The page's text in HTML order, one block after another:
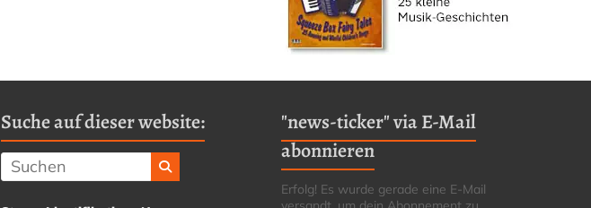
Suche auf dieser website:
"news-ticker" via E-Mail
abonnieren
Erfolg! Es wurde gerade eine E-Mail